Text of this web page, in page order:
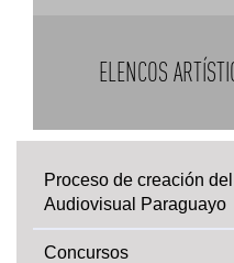
ELENCOS
Proceso de creación
Audiovisual Paraguayo
Concursos